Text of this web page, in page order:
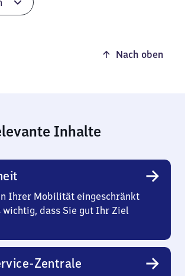
Nach oben
Inhalte
Ihrer Mobilität eingeschränkt
wichtig, dass Sie gut Ihr Ziel
Zentrale